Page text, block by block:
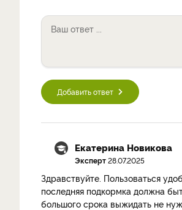
Добавить ответ
Екатерина Новикова
Эксперт28.07.2025
Здравствуйте. Пользоваться
последняя подкормка должна
большого срока выжидать не